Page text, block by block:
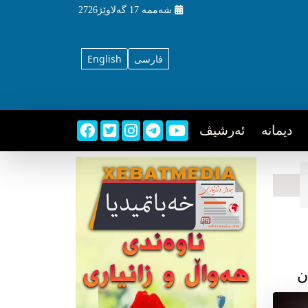
شه‌ممه‌ 17 گه‌لاوێژ2726
English فارسی
دیمانه ئه‌رشیڤ